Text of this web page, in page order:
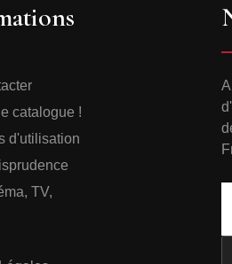
catalogue !
d'utilisation
TV,